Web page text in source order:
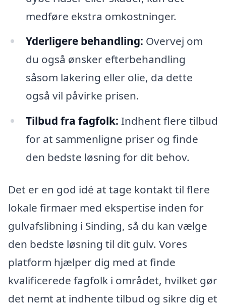
medføre ekstra omkostninger.
Yderligere behandling: Overvej om
du også ønsker efterbehandling
såsom lakering eller olie, da dette
også vil påvirke prisen.
Tilbud fra fagfolk: Indhent flere tilbud
for at sammenligne priser og finde
den bedste løsning for dit behov.
Det er en god idé at tage kontakt til flere
lokale firmaer med ekspertise inden for
gulvafslibning i Sinding, så du kan vælge
den bedste løsning til dit gulv. Vores
platform hjælper dig med at finde
kvalificerede fagfolk i området, hvilket gør
det nemt at indhente tilbud og sikre dig et